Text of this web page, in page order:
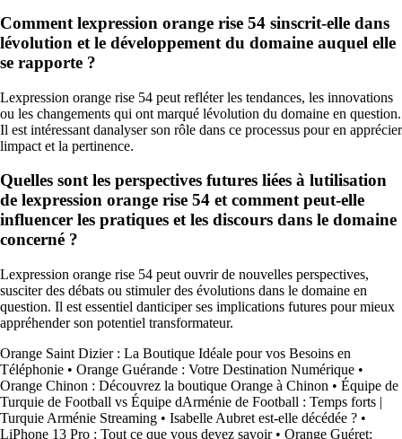
Comment lexpression orange rise 54 sinscrit-elle dans
lévolution et le développement du domaine auquel elle
se rapporte ?
Lexpression orange rise 54 peut refléter les tendances, les innovations
ou les changements qui ont marqué lévolution du domaine en question.
Il est intéressant danalyser son rôle dans ce processus pour en apprécier
limpact et la pertinence.
Quelles sont les perspectives futures liées à lutilisation
de lexpression orange rise 54 et comment peut-elle
influencer les pratiques et les discours dans le domaine
concerné ?
Lexpression orange rise 54 peut ouvrir de nouvelles perspectives,
susciter des débats ou stimuler des évolutions dans le domaine en
question. Il est essentiel danticiper ses implications futures pour mieux
appréhender son potentiel transformateur.
Orange Saint Dizier : La Boutique Idéale pour vos Besoins en
Téléphonie • Orange Guérande : Votre Destination Numérique •
Orange Chinon : Découvrez la boutique Orange à Chinon • Équipe de
Turquie de Football vs Équipe dArménie de Football : Temps forts |
Turquie Arménie Streaming • Isabelle Aubret est-elle décédée ? •
LiPhone 13 Pro : Tout ce que vous devez savoir• Orange Guéret: